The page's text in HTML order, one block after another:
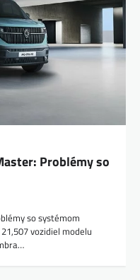
Problémy so
so systémom
vozidiel modelu